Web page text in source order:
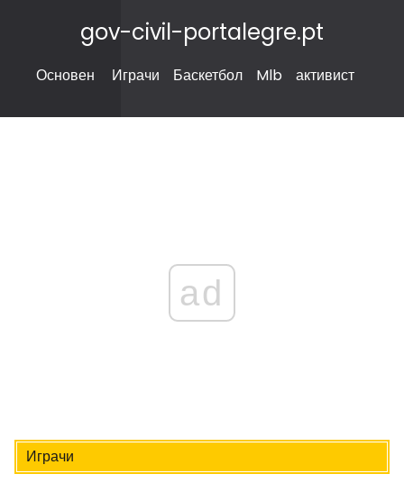
gov-civil-portalegre.pt
Основен Играчи Баскетбол Mlb активист
ad
Играчи